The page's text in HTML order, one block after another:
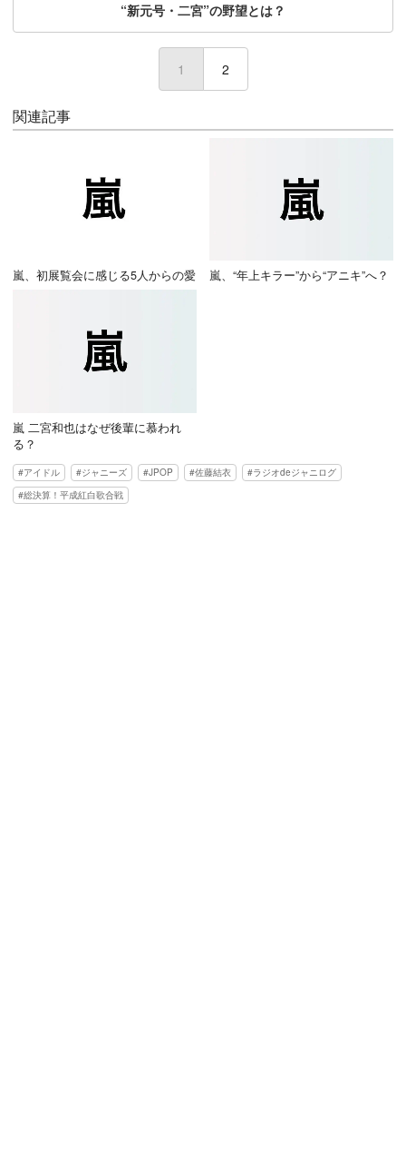
“新元号・二宮”の野望とは？
1 (current)
2
関連記事
嵐、初展覧会に感じる5人からの愛 嵐、“年上キラー”から“アニキ”へ？
嵐 二宮和也はなぜ後輩に慕われ
る？
アイドル ジャニーズ JPOP 佐藤結衣
ラジオdeジャニログ
総決算！平成紅白歌合戦